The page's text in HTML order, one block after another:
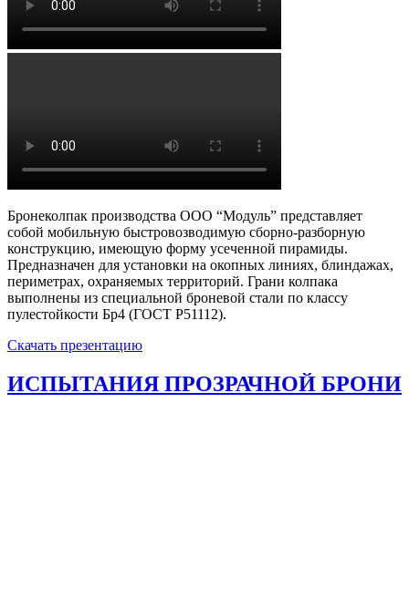
Бронеколпак производства ООО “Модуль” представляет
собой мобильную быстровозводимую сборно-разборную
конструкцию, имеющую форму усеченной пирамиды.
Предназначен для установки на окопных линиях, блиндажах,
периметрах, охраняемых территорий. Грани колпака
выполнены из специальной броневой стали по классу
пулестойкости Бр4 (ГОСТ Р51112).
Скачать презентацию
ИСПЫТАНИЯ ПРОЗРАЧНОЙ БРОНИ